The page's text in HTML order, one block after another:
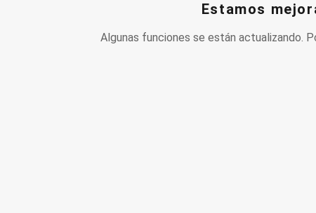
Estamos
Algunas funciones se están actualizando.